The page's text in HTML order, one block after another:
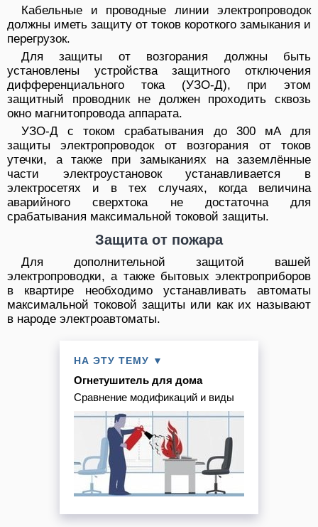
Кабельные и проводные линии электропроводок
должны иметь защиту от токов короткого замыкания и
перегрузок.
Для защиты от возгорания должны быть
установлены устройства защитного отключения
дифференциального тока (УЗО-Д), при этом
защитный проводник не должен проходить сквозь
окно магнитопровода аппарата.
УЗО-Д с током срабатывания до 300 мА для
защиты электропроводок от возгорания от токов
утечки, а также при замыканиях на заземлённые
части электроустановок устанавливается в
электросетях и в тех случаях, когда величина
аварийного сверхтока не достаточна для
срабатывания максимальной токовой защиты.
Защита от пожара
Для дополнительной защитой вашей
электропроводки, а также бытовых электроприборов
в квартире необходимо устанавливать автоматы
максимальной токовой защиты или как их называют
в народе электроавтоматы.
НА ЭТУ ТЕМУ ▼
Огнетушитель для дома
Сравнение модификаций и виды